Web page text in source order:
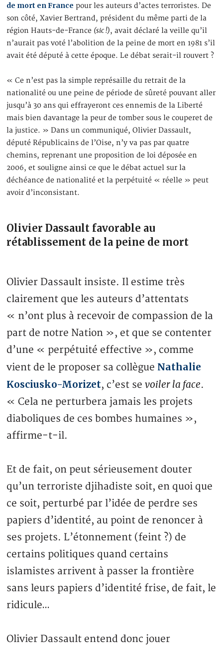
de mort en France pour les auteurs d’actes terroristes. De
son côté, Xavier Bertrand, président du même parti de la
région Hauts-de-France (sic !), avait déclaré la veille qu’il
n’aurait pas voté l’abolition de la peine de mort en 1981 s’il
avait été député à cette époque. Le débat serait-il rouvert ?
« Ce n’est pas la simple représaille du retrait de la
nationalité ou une peine de période de sûreté pouvant aller
jusqu’à 30 ans qui effrayeront ces ennemis de la Liberté
mais bien davantage la peur de tomber sous le couperet de
la justice. » Dans un communiqué, Olivier Dassault,
député Républicains de l’Oise, n’y va pas par quatre
chemins, reprenant une proposition de loi déposée en
2006, et souligne ainsi ce que le débat actuel sur la
déchéance de nationalité et la perpétuité « réelle » peut
avoir d’inconsistant.
Olivier Dassault favorable au
rétablissement de la peine de mort
Olivier Dassault insiste. Il estime très
clairement que les auteurs d’attentats
« n’ont plus à recevoir de compassion de la
part de notre Nation », et que se contenter
d’une « perpétuité effective », comme
vient de le proposer sa collègue Nathalie
Kosciusko-Morizet, c’est sevoiler la face.
« Cela ne perturbera jamais les projets
diaboliques de ces bombes humaines »,
affirme-t-il.
Et de fait, on peut sérieusement douter
qu’un terroriste djihadiste soit, en quoi que
ce soit, perturbé par l’idée de perdre ses
papiers d’identité, au point de renoncer à
ses projets. L’étonnement (feint ?) de
certains politiques quand certains
islamistes arrivent à passer la frontière
sans leurs papiers d’identité frise, de fait, le
ridicule…
Olivier Dassault entend donc jouer